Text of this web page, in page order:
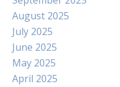
August 2025
July 2025
June 2025
May 2025
April 2025